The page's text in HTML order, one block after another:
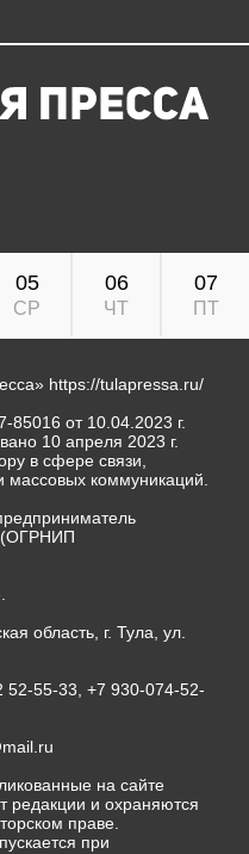
05
СР
06
ЧТ
07
ПТ
https://tulapressa.ru/
от 10.04.2023 г.
10 апреля 2023 г.
в сфере связи,
массовых коммуникаций.
(ОГРНИП
область, г. Тула, ул.
52-55-33, +7 930-074-52-
на сайте
редакции и охраняются
праве.
при